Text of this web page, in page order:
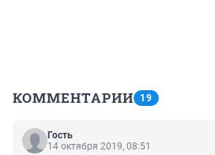
КОММЕНТАРИИ 19
Гость
14 октября 2019, 08:51